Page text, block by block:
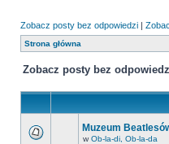
Zobacz posty bez odpowiedzi |
Strona główna
Zobacz posty bez
Muzeum
w Ob-la-di, Ob-la-da